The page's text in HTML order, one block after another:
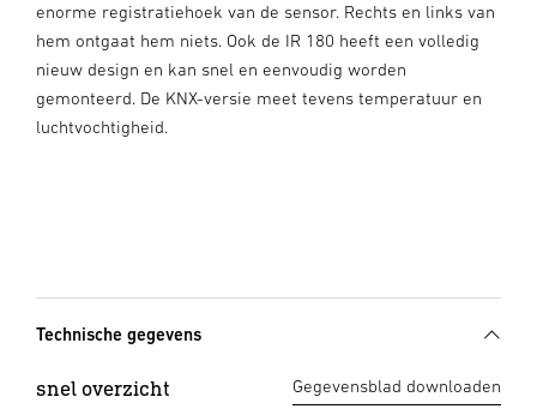
enorme registratiehoek van de sensor. Rechts en links van
hem ontgaat hem niets. Ook de IR 180 heeft een volledig
nieuw design en kan snel en eenvoudig worden
gemonteerd. De KNX-versie meet tevens temperatuur en
luchtvochtigheid.
Technische gegevens
snel overzicht Gegevensblad downloaden